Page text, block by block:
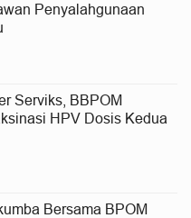
Penyalahgunaan
Serviks, BBPOM
HPV Dosis Kedua
Bersama BPOM